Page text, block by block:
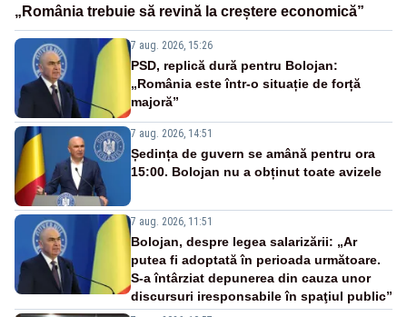
„România trebuie să revină la creștere economică”
7 aug. 2026, 15:26
PSD, replică dură pentru Bolojan:
„România este într-o situație de forță
majoră”
7 aug. 2026, 14:51
Ședința de guvern se amână pentru ora
15:00. Bolojan nu a obținut toate avizele
7 aug. 2026, 11:51
Bolojan, despre legea salarizării: „Ar
putea fi adoptată în perioada următoare.
S-a întârziat depunerea din cauza unor
discursuri iresponsabile în spaţiul public”